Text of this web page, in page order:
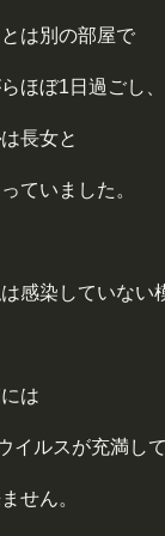
は別の部屋で
ほぼ1日過ごし、
は長女と
ていました。
感染していない
は
イルスが充満し
せん。